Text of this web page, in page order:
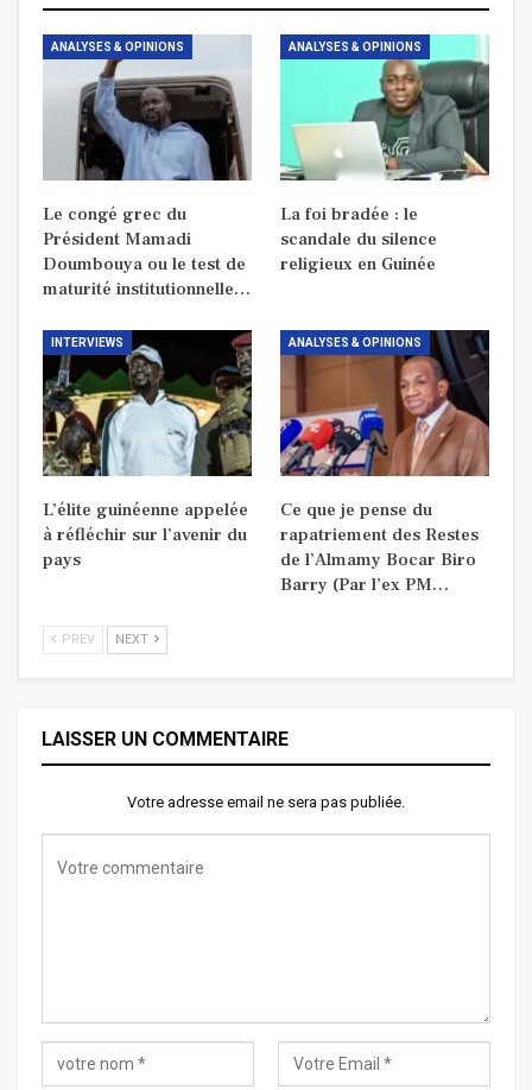
ANALYSES & OPINIONS
Le congé grec du
Président Mamadi
Doumbouya ou le test de
maturité institutionnelle…
ANALYSES & OPINIONS
La foi bradée : le
scandale du silence
religieux en Guinée
INTERVIEWS
L’élite guinéenne appelée
à réfléchir sur l’avenir du
pays
ANALYSES & OPINIONS
Ce que je pense du
rapatriement des Restes
de l’Almamy Bocar Biro
Barry (Par l’ex PM…
PREV NEXT
LAISSER UN COMMENTAIRE
Votre adresse email ne sera pas publiée.